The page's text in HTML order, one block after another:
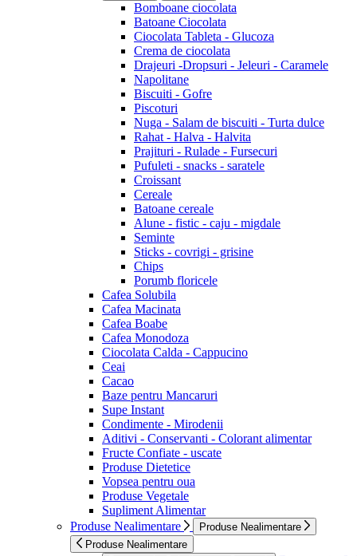
Bomboane ciocolata
Batoane Ciocolata
Ciocolata Tableta - Glucoza
Crema de ciocolata
Drajeuri -Dropsuri - Jeleuri - Caramele
Napolitane
Biscuiti - Gofre
Piscoturi
Nuga - Salam de biscuiti - Turta dulce
Rahat - Halva - Halvita
Prajituri - Rulade - Fursecuri
Pufuleti - snacks - saratele
Croissant
Cereale
Batoane cereale
Alune - fistic - caju - migdale
Seminte
Sticks - covrigi - grisine
Chips
Porumb floricele
Cafea Solubila
Cafea Macinata
Cafea Boabe
Cafea Monodoza
Ciocolata Calda - Cappucino
Ceai
Cacao
Baze pentru Mancaruri
Supe Instant
Condimente - Mirodenii
Aditivi - Conservanti - Colorant alimentar
Fructe Confiate - uscate
Produse Dietetice
Vopsea pentru oua
Produse Vegetale
Supliment Alimentar
Produse Nealimentare
Produse Nealimentare
Produse Nealimentare